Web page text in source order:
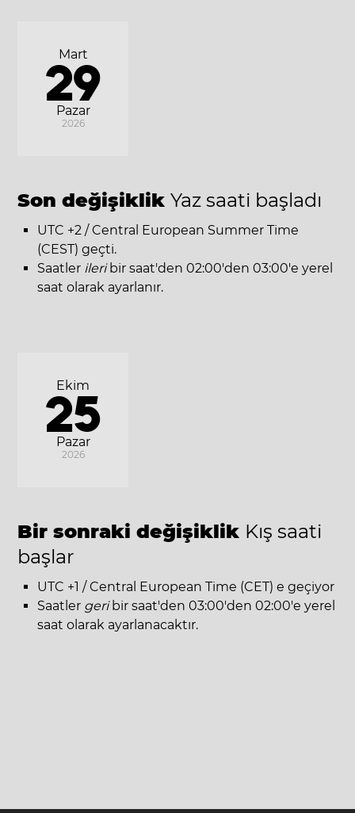
Pazar
Mart
29
2026
Son değişiklikYaz saati başladı
UTC +2 / Central European Summer Time
(CEST) geçti.
Saatler ileribir saat'den 02:00'den 03:00'e yerel
saat olarak ayarlanır.
Pazar
Ekim
25
2026
Bir sonraki değişiklik Kış saati
başlar
UTC +1 / Central European Time (CET) e geçiyor
Saatler geribir saat'den 03:00'den 02:00'e yerel
saat olarak ayarlanacaktır.